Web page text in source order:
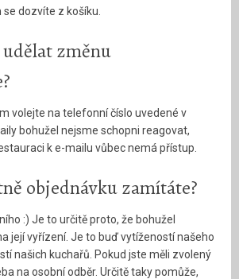
dozvíte z košíku.
změnu
volejte na telefonní číslo uvedené v
bohužel nejsme schopni reagovat,
k e-mailu vůbec nemá přístup.
objednávku zamítáte?
:) Je to určitě proto, že bohužel
její vyřízení. Je to buď vytížeností našeho
našich kuchařů. Pokud jste měli zvolený
na osobní odběr. Určitě taky pomůže,